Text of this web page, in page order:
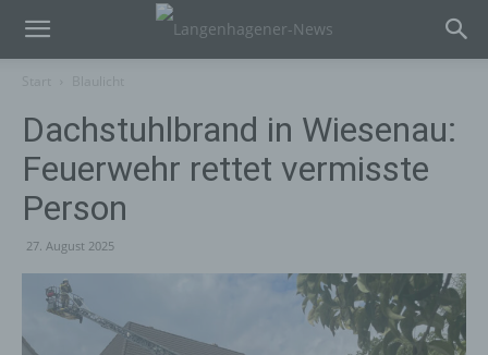
Dachstuhlbrand in Wiesenau:
Feuerwehr rettet vermisste
Person
27. August 2025